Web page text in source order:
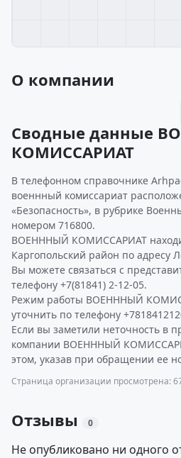
О компании
Сводные данные
КОМИССАРИАТ
В телефонном справочнике
военнный комиссариат
«Безопасность», в рубрике
номером 716800.
ВОЕНННЫЙ КОМИССАРИАТ
Каргопольский район по адресу
Вы можете связаться с
телефону +7(81841) 2-12-05.
Режим работы ВОЕНННЫЙ
уточнить по телефону
Если вы заметили неточность в
компании ВОЕНННЫЙ
этом, указав при обращении ее
Страница организации просмотрена:
Отзывы 0
Не опубликовано ни одного